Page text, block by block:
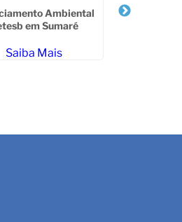
Ambiental
em Sumaré
Saiba Mais